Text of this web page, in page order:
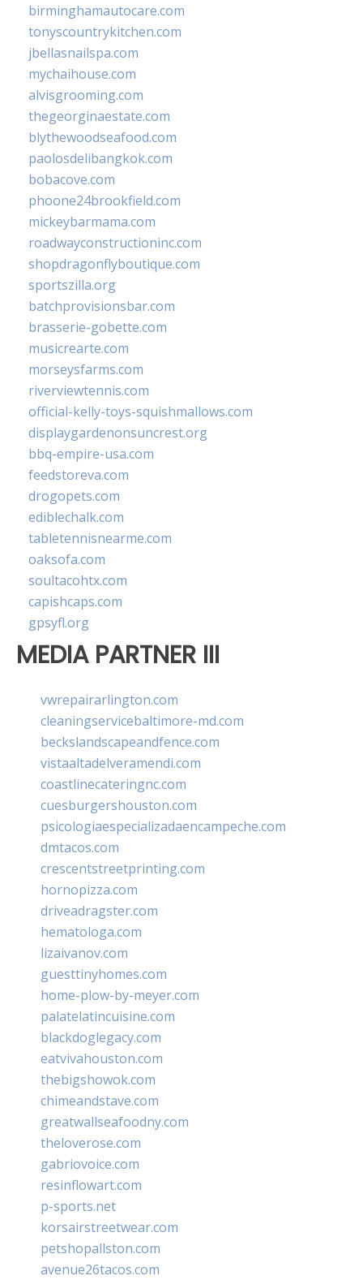
birminghamautocare.com
tonyscountrykitchen.com
jbellasnailspa.com
mychaihouse.com
alvisgrooming.com
thegeorginaestate.com
blythewoodseafood.com
paolosdelibangkok.com
bobacove.com
phoone24brookfield.com
mickeybarmama.com
roadwayconstructioninc.com
shopdragonflyboutique.com
sportszilla.org
batchprovisionsbar.com
brasserie-gobette.com
musicrearte.com
morseysfarms.com
riverviewtennis.com
official-kelly-toys-squishmallows.com
displaygardenonsuncrest.org
bbq-empire-usa.com
feedstoreva.com
drogopets.com
ediblechalk.com
tabletennisnearme.com
oaksofa.com
soultacohtx.com
capishcaps.com
gpsyfl.org
MEDIA PARTNER III
vwrepairarlington.com
cleaningservicebaltimore-md.com
beckslandscapeandfence.com
vistaaltadelveramendi.com
coastlinecateringnc.com
cuesburgershouston.com
psicologiaespecializadaencampeche.com
dmtacos.com
crescentstreetprinting.com
hornopizza.com
driveadragster.com
hematologa.com
lizaivanov.com
guesttinyhomes.com
home-plow-by-meyer.com
palatelatincuisine.com
blackdoglegacy.com
eatvivahouston.com
thebigshowok.com
chimeandstave.com
greatwallseafoodny.com
theloverose.com
gabriovoice.com
resinflowart.com
p-sports.net
korsairstreetwear.com
petshopallston.com
avenue26tacos.com